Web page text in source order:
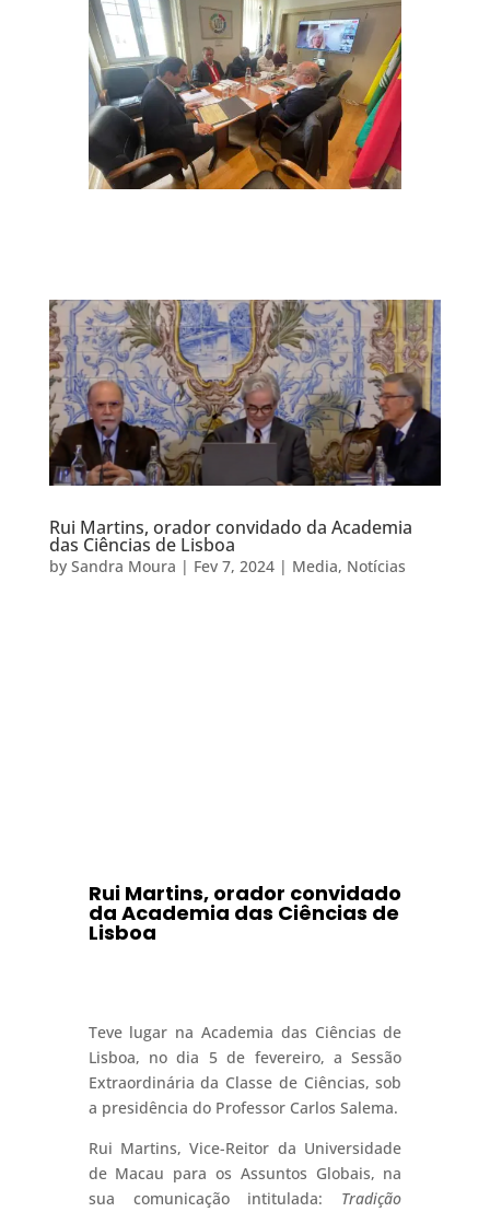
Rui Martins, orador convidado da Academia
das Ciências de Lisboa
by Sandra Moura | Fev 7, 2024| Media, Notícias
Rui Martins, orador convidado
da Academia das Ciências de
Lisboa
Teve lugar na Academia das Ciências de
Lisboa, no dia 5 de fevereiro, a Sessão
Extraordinária da Classe de Ciências, sob
a presidência do Professor Carlos Salema.
Rui Martins, Vice-Reitor da Universidade
de Macau para os Assuntos Globais, na
sua comunicação intitulada: Tradição